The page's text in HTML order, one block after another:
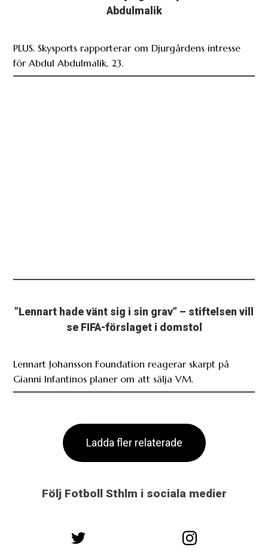
Abdulmalik
PLUS. Skysports rapporterar om Djurgårdens intresse
för Abdul Abdulmalik, 23.
”Lennart hade vänt sig i sin grav” – stiftelsen vill
se FIFA-förslaget i domstol
Lennart Johansson Foundation reagerar skarpt på
Gianni Infantinos planer om att sälja VM.
Ladda fler relaterade
Följ Fotboll Sthlm i sociala medier